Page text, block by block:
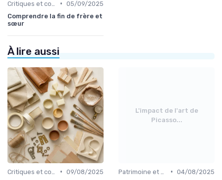
• 05/09/2025
Comprendre la fin de frère et
sœur
À lire aussi
• 09/08/2025
L'impact de l'art de
Picasso...
• 04/08/2025